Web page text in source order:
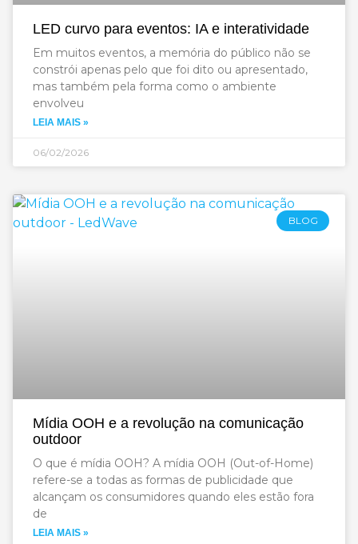
LED curvo para eventos: IA e interatividade
Em muitos eventos, a memória do público não se
constrói apenas pelo que foi dito ou apresentado,
mas também pela forma como o ambiente
envolveu
LEIA MAIS »
06/02/2026
BLOG
Mídia OOH e a revolução na comunicação
outdoor
O que é mídia OOH? A mídia OOH (Out-of-Home)
refere-se a todas as formas de publicidade que
alcançam os consumidores quando eles estão fora
de
LEIA MAIS »